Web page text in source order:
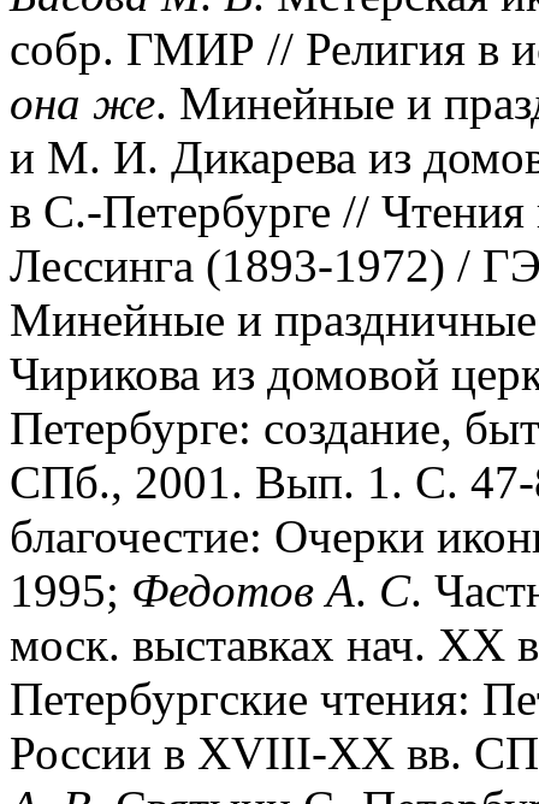
собр. ГМИР // Религия в
она же. Минейные и
и М. И. Дикарева из
в С.-Петербурге //
Лессинга (1893-1972) /
Минейные и
Чирикова из домовой
Петербурге: создание,
СПб., 2001. Вып. 1. С.
благочестие: Очерки
1995; Федотов А. С.
моск. выставках нач. XX
Петербургские чтения:
России в XVIII-XX вв.